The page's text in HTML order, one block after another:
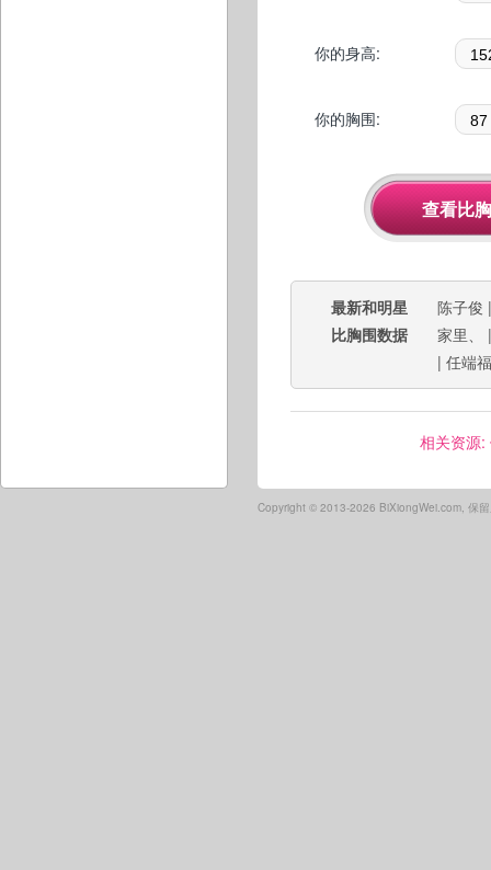
你的身高:
你的胸围:
最新和明星
比胸围数据
陈子俊
家里、
| 任端福
相关资源:
Copyright © 2013-2026 BiXiongWei.com, 保